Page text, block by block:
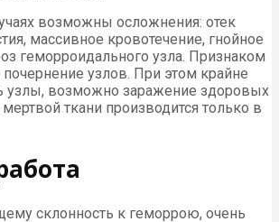
возможны осложнения: отек
массивное кровотечение, гнойное
геморроидального узла. Признаком
почернение узлов. При этом крайне
узлы, возможно заражение здоровых
ткани производится только в
склонность к геморрою, очень